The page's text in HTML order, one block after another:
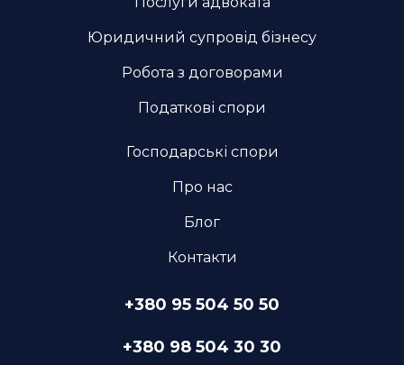
Юридичний супровід бізнесу
Робота з договорами
Податкові спори
Господарські спори
Про нас
Блог
Контакти
+380 95 504 50 50
+380 98 504 30 30